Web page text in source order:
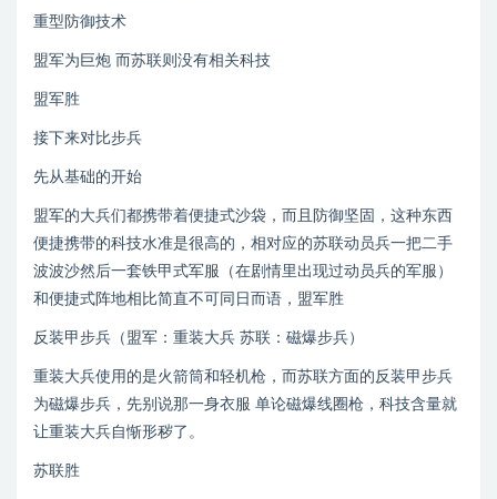
重型防御技术
盟军为巨炮 而苏联则没有相关科技
盟军胜
接下来对比步兵
先从基础的开始
盟军的大兵们都携带着便捷式沙袋，而且防御坚固，这种东西
便捷携带的科技水准是很高的，相对应的苏联动员兵一把二手
波波沙然后一套铁甲式军服（在剧情里出现过动员兵的军服）
和便捷式阵地相比简直不可同日而语，盟军胜
反装甲步兵（盟军：重装大兵 苏联：磁爆步兵）
重装大兵使用的是火箭筒和轻机枪，而苏联方面的反装甲步兵
为磁爆步兵，先别说那一身衣服 单论磁爆线圈枪，科技含量就
让重装大兵自惭形秽了。
苏联胜